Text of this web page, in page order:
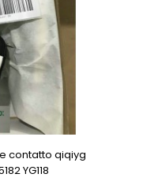
contatto qiqiyg
YG118